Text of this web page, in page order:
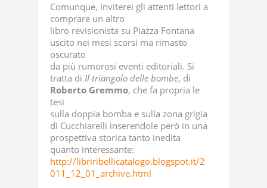
Comunque, inviterei gli attenti lettori a
comprare un altro
libro revisionista su Piazza Fontana
uscito nei mesi scorsi ma rimasto
oscurato
da più rumorosi eventi editoriali. Si
tratta di Il triangolo delle bombe, di
Roberto Gremmo, che fa propria le
tesi
sulla doppia bomba e sulla zona grigia
di Cucchiarelli inserendole però in una
prospettiva storica tanto inedita
quanto interessante:
http://libriribellicatalogo.blogspot.it/2
011_12_01_archive.html